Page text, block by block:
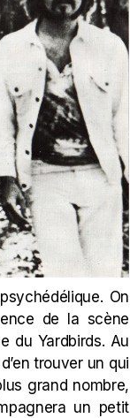
psychédélique. On
de la scène
du Yardbirds. Au
trouver un qui
grand nombre,
un petit